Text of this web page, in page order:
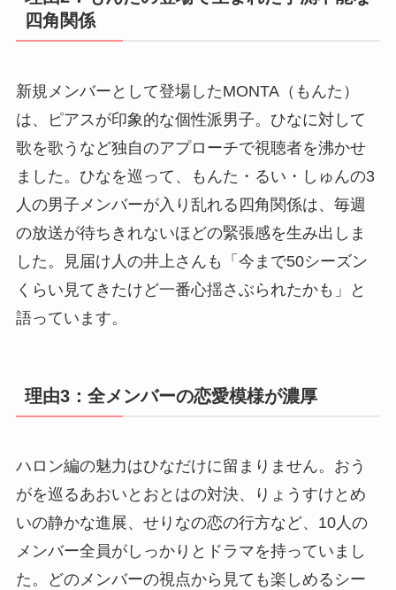
四角関係
新規メンバーとして登場したMONTA（もんた）
は、ピアスが印象的な個性派男子。ひなに対して
歌を歌うなど独自のアプローチで視聴者を沸かせ
ました。ひなを巡って、もんた・るい・しゅんの3
人の男子メンバーが入り乱れる四角関係は、毎週
の放送が待ちきれないほどの緊張感を生み出しま
した。見届け人の井上さんも「今まで50シーズン
くらい見てきたけど一番心揺さぶられたかも」と
語っています。
理由3：全メンバーの恋愛模様が濃厚
ハロン編の魅力はひなだけに留まりません。おう
がを巡るあおいとおとはの対決、りょうすけとめ
いの静かな進展、せりなの恋の行方など、10人の
メンバー全員がしっかりとドラマを持っていまし
た。どのメンバーの視点から見ても楽しめるシー